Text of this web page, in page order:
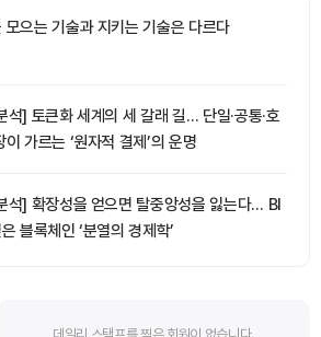
모으는 기술과 지키는 기술은 다르다
석] 토큰화 세계의 세 갈래 길… 단일·공통·호
이 가르는 ‘원자적 결제’의 운명
석] 확장성을 얻으면 탈중앙성을 잃는다… BI
블록체인 ‘분열의 경제학’